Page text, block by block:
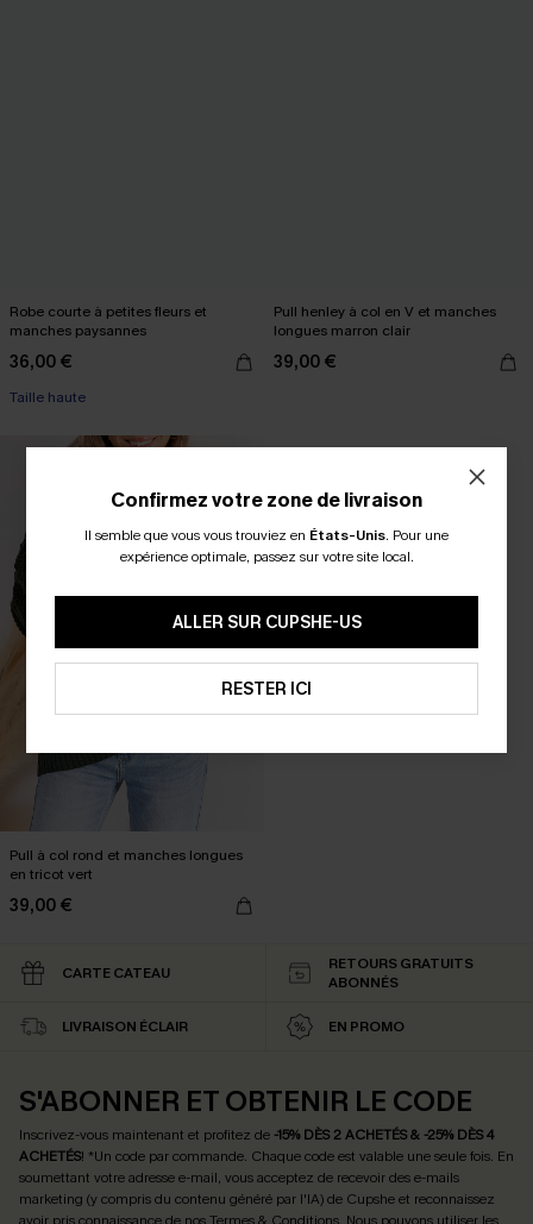
Robe courte à petites fleurs et
manches paysannes
36,00 €
Taille haute
Pull henley à col en V et manches
longues marron clair
39,00 €
Pull à col rond et manches longues
en tricot vert
39,00 €
Confirmez votre zone de livraison
Il semble que vous vous trouviez en États-Unis. Pour une
expérience optimale, passez sur votre site local.
ALLER SUR CUPSHE-US
RESTER ICI
CARTE CATEAU
RETOURS GRATUITS
ABONNÉS
LIVRAISON ÉCLAIR EN PROMO
S'ABONNER ET OBTENIR LE CODE
Inscrivez-vous maintenant et profitez de -15% DÈS 2 ACHETÉS & -25% DÈS 4
ACHETÉS! *Un code par commande. Chaque code est valable une seule fois. En
soumettant votre adresse e-mail, vous acceptez de recevoir des e-mails
marketing (y compris du contenu généré par l'IA) de Cupshe et reconnaissez